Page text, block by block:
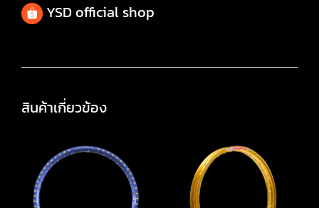
YSD official shop
สินค้าเกี่ยวข้อง